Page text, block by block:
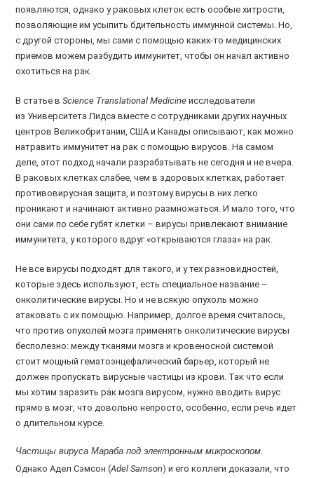
появляются, однако у раковых клеток есть особые хитрости,
позволяющие им усыпить бдительность иммунной системы. Но,
с другой стороны, мы сами с помощью каких-то медицинских
приемов можем разбудить иммунитет, чтобы он начал активно
охотиться на рак.
В статье вScience Translational Medicineисследователи
из Университета Лидса вместе с сотрудниками других научных
центров Великобритании, США и Канады описывают, как можно
натравить иммунитет на рак с помощью вирусов. На самом
деле, этот подход начали разрабатывать не сегодня и не вчера.
В раковых клетках слабее, чем в здоровых клетках, работает
противовирусная защита, и поэтому вирусы в них легко
проникают и начинают активно размножаться. И мало того, что
они сами по себе губят клетки – вирусы привлекают внимание
иммунитета, у которого вдруг «открываются глаза» на рак.
Не все вирусы подходят для такого, и у тех разновидностей,
которые здесь используют, есть специальное название –
онколитические вирусы. Но и не всякую опухоль можно
атаковать с их помощью. Например, долгое время считалось,
что против опухолей мозга применять онколитические вирусы
бесполезно: между тканями мозга и кровеносной системой
стоит мощный гематоэнцефалический барьер, который не
должен пропускать вирусные частицы из крови. Так что если
мы хотим заразить рак мозга вирусом, нужно вводить вирус
прямо в мозг, что довольно непросто, особенно, если речь идет
о длительном курсе.
Частицы вируса Мараба под электронным микроскопом.
Однако Адел Сэмсон (Adel Samson) и его коллеги доказали, что